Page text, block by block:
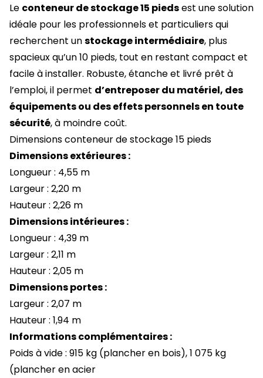
Le conteneur de stockage 15 piedsest une solution
idéale pour les professionnels et particuliers qui
recherchent unstockage intermédiaire, plus
spacieux qu’un 10 pieds, tout en restant compact et
facile à installer. Robuste, étanche et livré prêt à
l’emploi, il permet d’entreposer du matériel, des
équipements ou des effets personnels en toute
sécurité, à moindre coût.
Dimensions conteneur de stockage 15 pieds
Dimensions extérieures :
Longueur : 4,55 m
Largeur : 2,20 m
Hauteur : 2,26 m
Dimensions intérieures :
Longueur : 4,39 m
Largeur : 2,11 m
Hauteur : 2,05 m
Dimensions portes :
Largeur : 2,07 m
Hauteur : 1,94 m
Informations complémentaires :
Poids à vide : 915 kg (plancher en bois), 1 075 kg
(plancher en acier